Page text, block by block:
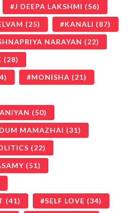
J DEEPA LAKSHMI (56)
(25) KANALI (87)
NARAYAN (22)
(28)
MONISHA (21)
(50)
MAMAZHAI (31)
(22)
(51)
(41) SELF LOVE (34)